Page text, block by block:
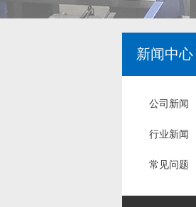
新闻中心
公司新闻
行业新闻
常见问题